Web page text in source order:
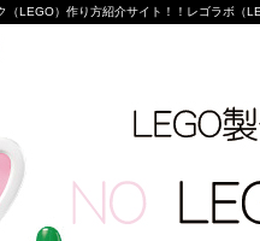
（LEGO）作り方紹介サイト！！レゴラボ（